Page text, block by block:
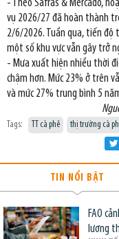
- Theo Safras & Mercado,
vụ 2026/27 đã hoàn thành
2/6/2026. Tuần qua, tiến độ
một số khu vực vẫn gây trở
- Mưa xuất hiện nhiều thời
chậm hơn. Mức 23% ở trên
và mức 27% trung bình 5
Tags: TT cà phê thị trường cà
TIN NỔI BẬT
FAO
lương